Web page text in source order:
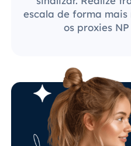
escala de forma
os proxies